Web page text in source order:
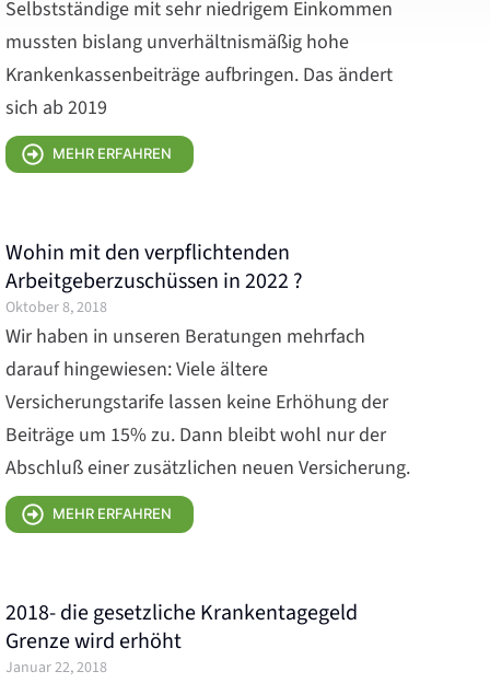
Selbstständige mit sehr niedrigem Einkommen
mussten bislang unver­hält­nismäßig hohe
Krankenkassenbeiträge aufbringen. Das ändert
sich ab 2019
MEHR ERFAHREN
Wohin mit den verpflichtenden
Arbeitgeberzuschüssen in 2022 ?
Oktober 8, 2018
Wir haben in unseren Beratungen mehrfach
darauf hingewiesen: Viele ältere
Versicherungstarife lassen keine Erhöhung der
Beiträge um 15% zu. Dann bleibt wohl nur der
Abschluß einer zusätzlichen neuen Versicherung.
MEHR ERFAHREN
2018- die gesetzliche Krankentagegeld
Grenze wird erhöht
Januar 22, 2018